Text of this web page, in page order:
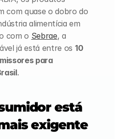
com quase o dobro do
alimentícia em
com o Sebrae, a
já está entre os 10
para
.
está
exigente